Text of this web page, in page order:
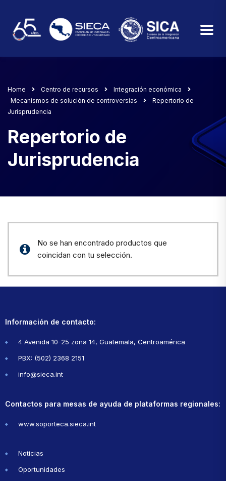
Home Centro de recursos
Integración económica
Mecanismos de solución de controversias
Repertorio de
Jurisprudencia
Repertorio de
Jurisprudencia
No se han encontrado productos que
coincidan con tu selección.
Información de contacto:
4 Avenida 10-25 zona 14, Guatemala, Centroamérica
PBX: (502) 2368 2151
info@sieca.int
Contactos para mesas de ayuda de plataformas regionales:
www.soporteca.sieca.int
Noticias
Oportunidades